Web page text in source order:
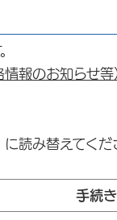
報のお知らせ
読み替えてくだ
手続